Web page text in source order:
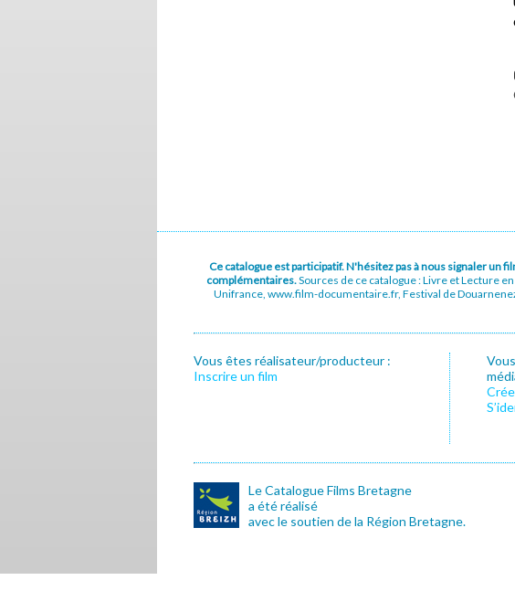
Ce catalogue est participatif. N'hésitez pas à nous signaler un
complémentaires.Sources de ce catalogue : Livre et Lecture
Unifrance, www.film-documentaire.fr, Festival de
Vous êtes réalisateur/producteur :
Inscrire un film
Le Catalogue Films Bretagne
a été réalisé
avec le soutien de la Région Bretagne.